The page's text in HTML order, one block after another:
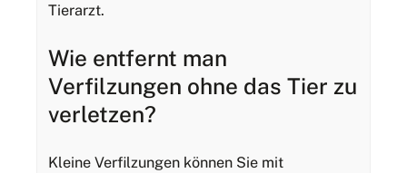
Tierarzt.
Wie entfernt man
Verfilzungen ohne das Tier zu
verletzen?
Kleine Verfilzungen können Sie mit